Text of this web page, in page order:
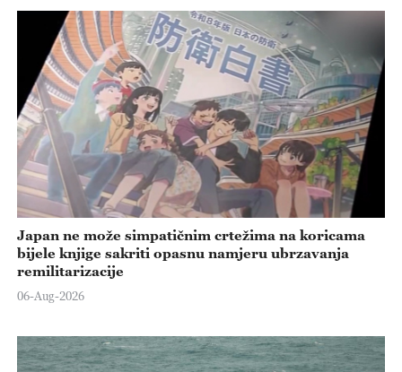
Japan ne može simpatičnim crtežima na koricama
bijele knjige sakriti opasnu namjeru ubrzavanja
remilitarizacije
06-Aug-2026